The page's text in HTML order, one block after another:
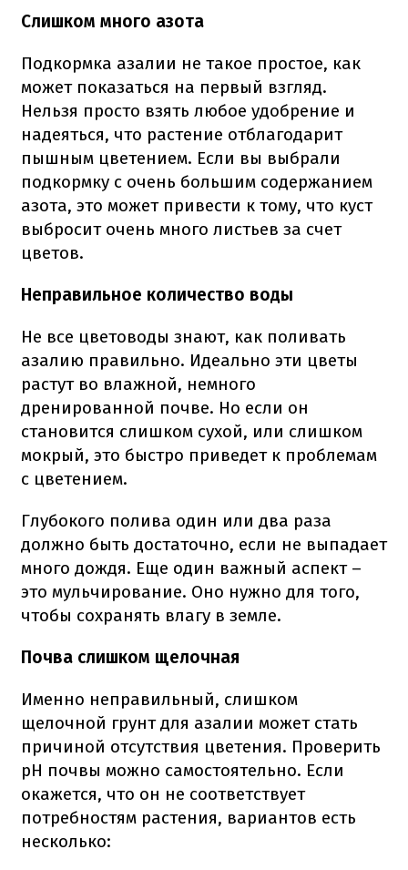
Слишком много азота
Подкормка азалии не такое простое, как
может показаться на первый взгляд.
Нельзя просто взять любое удобрение и
надеяться, что растение отблагодарит
пышным цветением. Если вы выбрали
подкормку с очень большим содержанием
азота, это может привести к тому, что куст
выбросит очень много листьев за счет
цветов.
Неправильное количество воды
Не все цветоводы знают, как поливать
азалию правильно. Идеально эти цветы
растут во влажной, немного
дренированной почве. Но если он
становится слишком сухой, или слишком
мокрый, это быстро приведет к проблемам
с цветением.
Глубокого полива один или два раза
должно быть достаточно, если не выпадает
много дождя. Еще один важный аспект –
это мульчирование. Оно нужно для того,
чтобы сохранять влагу в земле.
Почва слишком щелочная
Именно неправильный, слишком
щелочной грунт для азалии может стать
причиной отсутствия цветения. Проверить
pH почвы можно самостоятельно. Если
окажется, что он не соответствует
потребностям растения, вариантов есть
несколько: